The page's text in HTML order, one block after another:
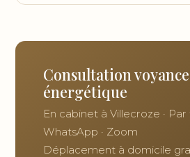
Consultation
énergétique
En cabinet à Villecroze ·
WhatsApp · Zoom
Déplacement à domicile